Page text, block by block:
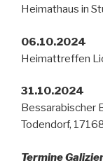
Heimathaus in
06.10.2024
Heimattreffen
31.10.2024
Bessarabischer
Todendorf,
Termine